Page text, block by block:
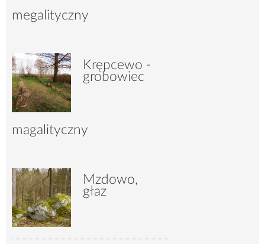
megalityczny
6455 36
Krępcewo -
grobowiec
magalityczny
4706 23
Mzdowo,
głaz